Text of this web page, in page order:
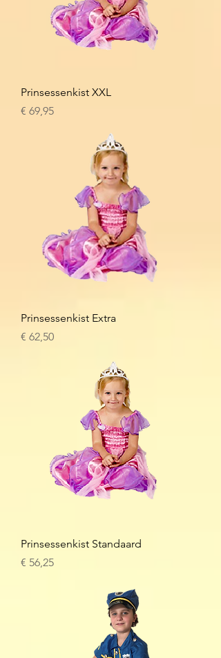
Prinsessenkist XXL
Prijs
€ 69,95
Prinsessenkist Extra
Prijs
€ 62,50
Prinsessenkist Standaard
Prijs
€ 56,25